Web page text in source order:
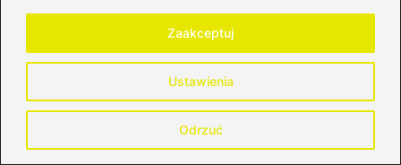
Ustawienia
Odrzuć
Zaakceptuj
Na blogu analizuje zagadnienia związane z bankowością,
giełdzie, rynkiem walutowym oraz zmianami, które
wpływają na wartość pieniądza w czasie. Stawia na
tematów i kontekst historyczny, który pomaga lepiej
zrozumieć dzisiejsze decyzje finansowe.